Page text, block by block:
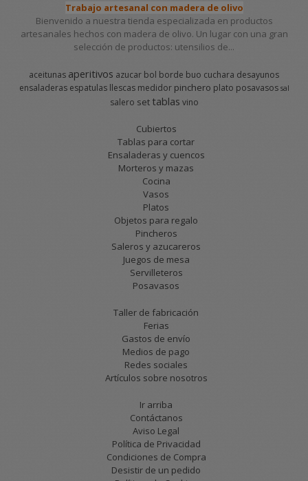
Trabajo artesanal con madera de olivo
Bienvenido a nuestra tienda especializada en productos
artesanales hechos con madera de olivo. Un lugar con una gran
selección de productos: utensilios de...
aceitunas aperitivos azucar bol borde buo cuchara desayunos
ensaladeras espatulas llescas medidor pinchero plato posavasos sal
salero set tablas vino
Cubiertos
Tablas para cortar
Ensaladeras y cuencos
Morteros y mazas
Cocina
Vasos
Platos
Objetos para regalo
Pincheros
Saleros y azucareros
Juegos de mesa
Servilleteros
Posavasos
Taller de fabricación
Ferias
Gastos de envío
Medios de pago
Redes sociales
Artículos sobre nosotros
Ir arriba
Contáctanos
Aviso Legal
Política de Privacidad
Condiciones de Compra
Desistir de un pedido